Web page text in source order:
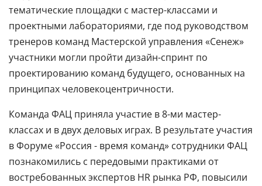
тематические площадки с мастер-классами и
проектными лабораториями, где под руководством
тренеров команд Мастерской управления «Сенеж»
участники могли пройти дизайн-спринт по
проектированию команд будущего, основанных на
принципах человекоцентричности.
Команда ФАЦ приняла участие в 8-ми мастер-
классах и в двух деловых играх. В результате участия
в Форуме «Россия - время команд» сотрудники ФАЦ
познакомились с передовыми практиками от
востребованных экспертов HR рынка РФ, повысили